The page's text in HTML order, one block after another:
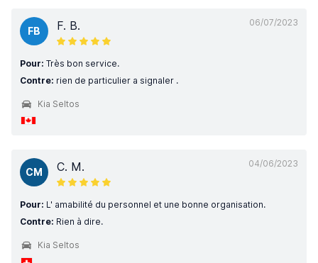
06/07/2023
FB F. B.
Pour: Très bon service.
Contre: rien de particulier a signaler .
Kia Seltos
04/06/2023
CM C. M.
Pour: L' amabilité du personnel et une bonne organisation.
Contre: Rien à dire.
Kia Seltos